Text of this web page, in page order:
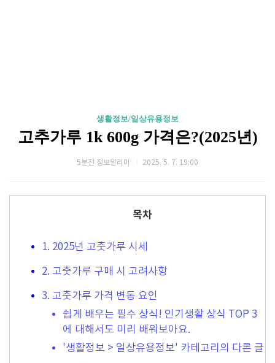
생활정보/일상유용정보
고추가루 1k 600g 가격은?(2025년)
5분전 정보알리미 2025. 5. 7. 19:00
목차
1. 2025년 고춧가루 시세
2. 고춧가루 구매 시 고려사항
3. 고춧가루 가격 변동 요인
쉽게 배우는 필수 상식! 인기생활 상식 TOP 3
에 대해서도 미리 배워보아요.
'생활정보 > 일상유용정보' 카테고리의 다른 글